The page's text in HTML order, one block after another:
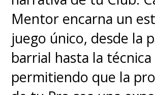
Mentor encarna un
juego único, desde la
barrial hasta la
permitiendo que la